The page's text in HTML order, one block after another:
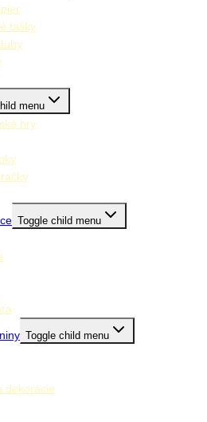
tašky
menu
hry
Toggle child menu
Toggle child menu
dekorácie